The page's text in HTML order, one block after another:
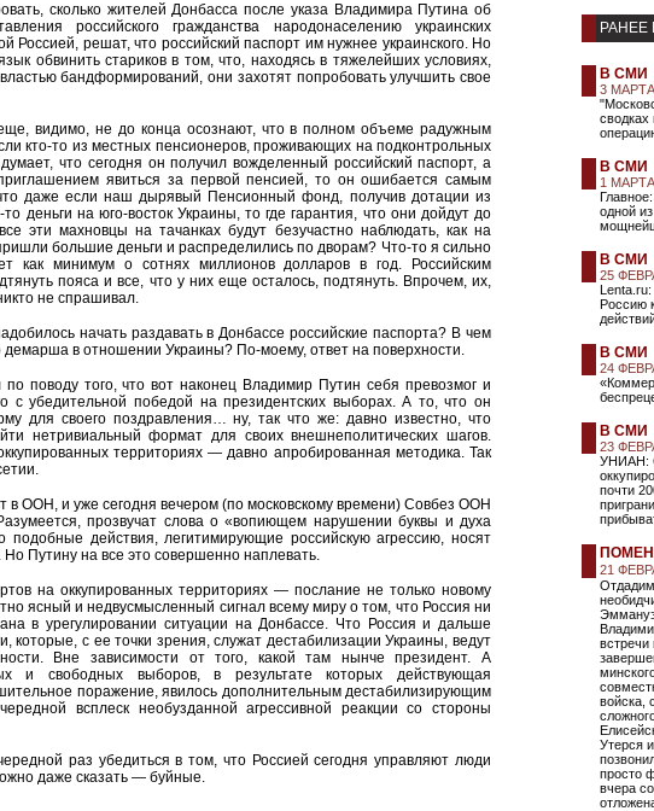
сколько жителей Донбасса после указа Владимира Путина об
российского гражданства народонаселению украинских
Россией, решат, что российский паспорт им нужнее украинского. Но
обвинить стариков в том, что, находясь в тяжелейших условиях,
бандформирований, они захотят попробовать улучшить свое
видимо, не до конца осознают, что в полном объеме радужным
кто-то из местных пенсионеров, проживающих на подконтрольных
что сегодня он получил вожделенный российский паспорт, а
явиться за первой пенсией, то он ошибается самым
даже если наш дырявый Пенсионный фонд, получив дотации из
деньги на юго-восток Украины, то где гарантия, что они дойдут до
эти махновцы на тачанках будут безучастно наблюдать, как на
большие деньги и распределились по дворам? Что-то я сильно
как минимум о сотнях миллионов долларов в год. Российским
пояса и все, что у них еще осталось, подтянуть. Впрочем, их,
не спрашивал.
начать раздавать в Донбассе российские паспорта? В чем
демарша в отношении Украины? По-моему, ответ на поверхности.
поводу того, что вот наконец Владимир Путин себя превозмог и
с убедительной победой на президентских выборах. А то, что он
для своего поздравления… ну, так что же: давно известно, что
нетривиальный формат для своих внешнеполитических шагов.
территориях — давно апробированная методика. Так
в ООН, и уже сегодня вечером (по московскому времени) Совбез ООН
прозвучат слова о «вопиющем нарушении буквы и духа
подобные действия, легитимирующие российскую агрессию, носят
Путину на все это совершенно наплевать.
на оккупированных территориях — послание не только новому
ясный и недвусмысленный сигнал всему миру о том, что Россия ни
в урегулировании ситуации на Донбассе. Что Россия и дальше
которые, с ее точки зрения, служат дестабилизации Украины, ведут
Вне зависимости от того, какой там нынче президент. А
и свободных выборов, в результате которых действующая
поражение, явилось дополнительным дестабилизирующим
всплеск необузданной агрессивной реакции со стороны
раз убедиться в том, что Россией сегодня управляют люди
даже сказать — буйные.
В СМИ
3
сводках
В СМИ
1
одной
В СМИ
25
Lenta.ru:
Россию
В СМИ
24
В СМИ
23
УНИАН:
почти
21
Отдадим
встречи
войска,
Утерся
просто
вчера